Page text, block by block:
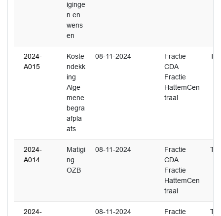
iginge
n en
wens
en
2024-
A015
Koste
ndekk
ing
Alge
mene
begra
afpla
ats
08-11-2024
Fractie
CDA
Fractie
HattemCen
traal
T.
2024-
A014
Matigi
ng
OZB
08-11-2024
Fractie
CDA
Fractie
HattemCen
traal
T.
2024- 08-11-2024 Fractie T.